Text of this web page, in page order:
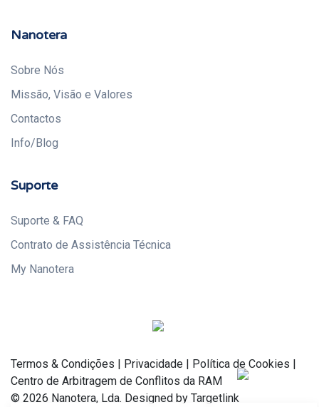
Nanotera
Sobre Nós
Missão, Visão e Valores
Contactos
Info/Blog
Suporte
Suporte & FAQ
Contrato de Assistência Técnica
My Nanotera
Termos & Condições | Privacidade | Política de Cookies |
Centro de Arbitragem de Conflitos da RAM
© 2026 Nanotera, Lda. Designed by Targetlink